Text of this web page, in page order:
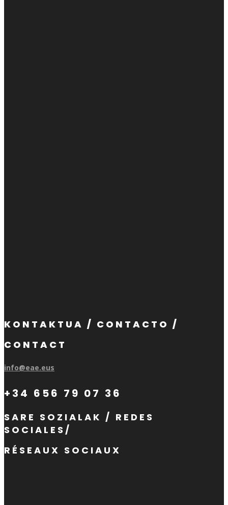
KONTAKTUA / CONTACTO /
CONTACT
info@eae.eus
+34 656 79 07 36
SARE SOZIALAK / REDES
SOCIALES/
RÉSEAUX SOCIAUX